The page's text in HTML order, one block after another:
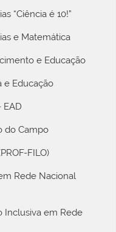
“Ciência é 10!”
e Matemática
e Educação
e Educação
EAD
do Campo
FILO)
Rede Nacional
Inclusiva em Rede